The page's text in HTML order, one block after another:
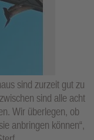
sind zurzeit gut zu
sind alle acht
Wir überlegen, ob
anbringen können“,